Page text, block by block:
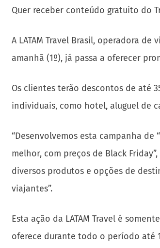
Quer receber conteúdo gratuito do
A LATAM Travel Brasil, operadora
amanhã (1º), já passa a oferecer
Os clientes terão descontos de até
individuais, como hotel, aluguel de
“Desenvolvemos esta campanha
melhor, com preços de Black
diversos produtos e opções de
viajantes”.
Esta ação da LATAM Travel é
oferece durante todo o período até